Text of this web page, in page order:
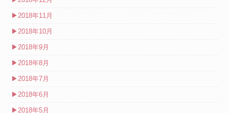
▶2018年11月
▶2018年10月
▶2018年9月
▶2018年8月
▶2018年7月
▶2018年6月
▶2018年5月